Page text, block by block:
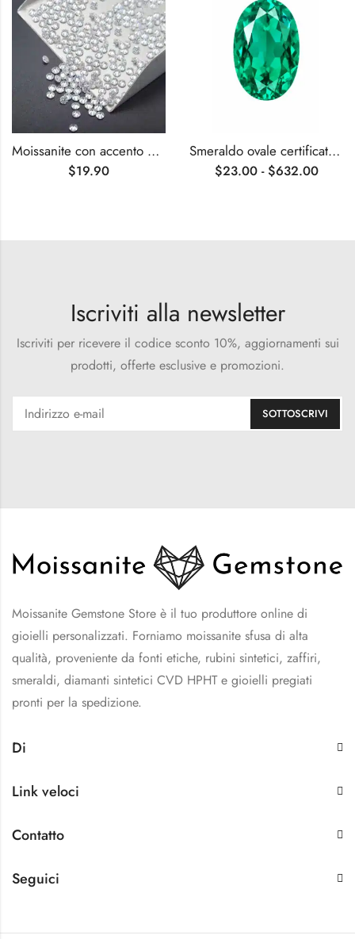
Moissanite con accento da mischia rotondo DEF
$19.90
Smeraldo ovale certificato AGL coltivato in laboratorio
$23.00 - $632.00
Iscriviti alla newsletter
Iscriviti per ricevere il codice sconto 10%, aggiornamenti sui
prodotti, offerte esclusive e promozioni.
Moissanite Gemstone Store è il tuo produttore online di
gioielli personalizzati. Forniamo moissanite sfusa di alta
qualità, proveniente da fonti etiche, rubini sintetici, zaffiri,
smeraldi, diamanti sintetici CVD HPHT e gioielli pregiati
pronti per la spedizione.
Di
Link veloci
Contatto
Seguici